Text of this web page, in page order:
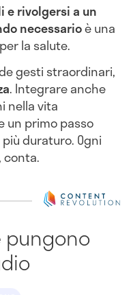
e rivolgersi a un
necessarioè una
la salute.
gesti straordinari,
. Integrare anche
nella vita
un primo passo
duraturo. Ogni
conta.
pungono